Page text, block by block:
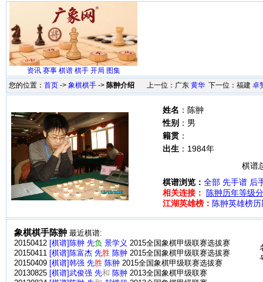
资讯 赛事 棋谱 棋手 开局 图集
您的位置： 首页 -> 象棋棋手 -> 陈翀介绍 上一位：广东 黄华 下一位：福建 卓
姓名 ：陈翀
性别 ：男
籍贯 ：
出生 ：1984年
棋谱
棋谱浏览： 全部 先手谱 后
相关连接：
陈翀历年等级
江湖英雄榜： 陈翀英雄榜
象棋棋手陈翀 最近棋谱:
20150412 [棋谱]陈翀 先负 景学义 2015全国象棋甲级联赛选拔赛
20150411 [棋谱]陈富杰 先胜 陈翀 2015全国象棋甲级联赛选拔赛
20150409 [棋谱]韩强 先胜 陈翀 2015全国象棋甲级联赛选拔赛
20130825 [棋谱]武俊强 先和 陈翀 2013全国象棋甲级联赛